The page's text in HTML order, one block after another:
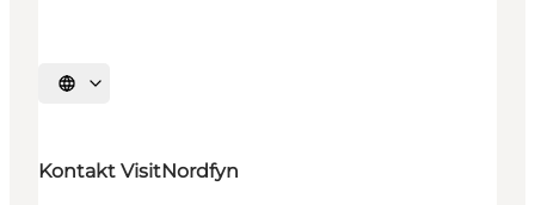
Sprache auswählen
Kontakt VisitNordfyn